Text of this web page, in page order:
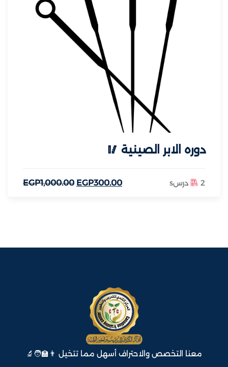
دوره الابر الصينية 🥢
2 درسs EGP1,000.00 EGP300.00
معنا التخصص والاحتراف أسهل مما تتخيل 👨‍🏫🧑‍🔬